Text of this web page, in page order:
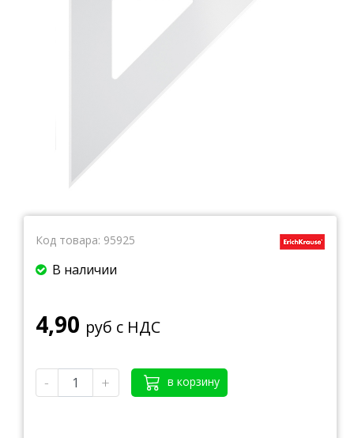
Ватманы, калька, бумага миллиметровая, форматки
Бумага для художественных и дизайнерских работ
Грамоты, дипломы, благодарности
Канцелярские книги, книги учета
Бумага писчая, газетная, копирка
Бумага в рулоне и стопе
Код товара: 95925
В наличии
4,90 руб с НДС
- + в корзину